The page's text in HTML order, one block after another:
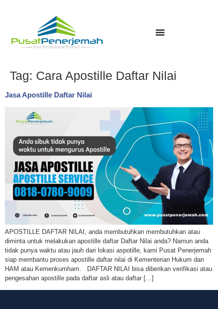
Tag: Cara Apostille Daftar Nilai
Jasa Apostille Daftar Nilai
APOSTILLE DAFTAR NILAI, anda membutuhkan membutuhkan atau
diminta untuk melakukan apostille daftar Daftar Nilai anda? Namun anda
tidak punya waktu atau jauh dari lokasi aspotille, kami Pusat Penerjemah
siap membantu proses apostille daftar nilai di Kementerian Hukum dan
HAM atau Kemenkumham. DAFTAR NILAI bisa diberikan verifikasi atau
pengesahan apostille pada daftar asli atau daftar […]